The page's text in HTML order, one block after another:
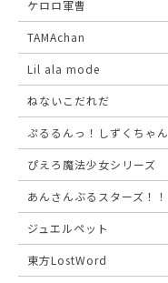
ケロロ軍曹
TAMAchan
Lil ala mode
ねないこだれだ
ぷるるんっ！しずくちゃん
ぴえろ魔法少女シリーズ
あんさんぶるスターズ！！
ジュエルペット
東方LostWord